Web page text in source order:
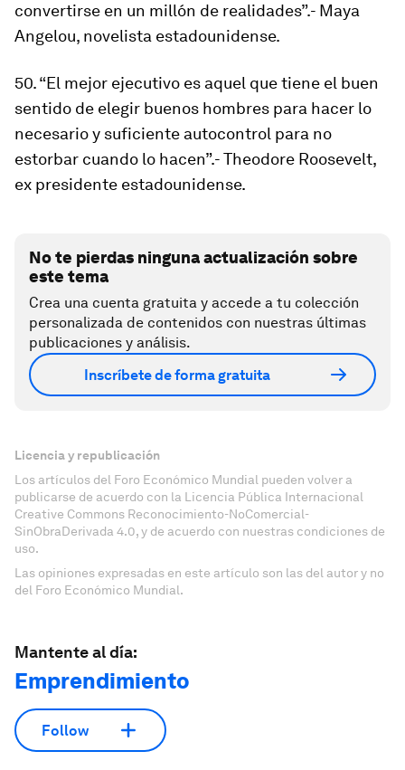
convertirse en un millón de realidades”.- Maya
Angelou, novelista estadounidense.
50. “El mejor ejecutivo es aquel que tiene el buen
sentido de elegir buenos hombres para hacer lo
necesario y suficiente autocontrol para no
estorbar cuando lo hacen”.- Theodore Roosevelt,
ex presidente estadounidense.
No te pierdas ninguna actualización sobre
este tema
Crea una cuenta gratuita y accede a tu colección
personalizada de contenidos con nuestras últimas
publicaciones y análisis.
Inscríbete de forma gratuita
Licencia y republicación
Los artículos del Foro Económico Mundial pueden volver a
publicarse de acuerdo con la Licencia Pública Internacional
Creative Commons Reconocimiento-NoComercial-
SinObraDerivada 4.0, y de acuerdo con nuestras condiciones de
uso.
Las opiniones expresadas en este artículo son las del autor y no
del Foro Económico Mundial.
Mantente al día:
Emprendimiento
Follow